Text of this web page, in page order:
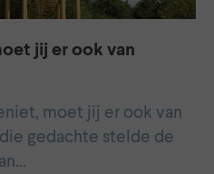
jij er ook van
moet jij er ook van
gedachte stelde de